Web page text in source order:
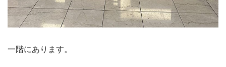
一階にあります。